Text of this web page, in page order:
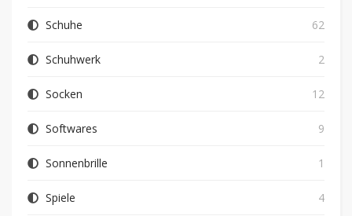
Schuhe 62
Schuhwerk 2
Socken 12
Softwares 9
Sonnenbrille 1
Spiele 4